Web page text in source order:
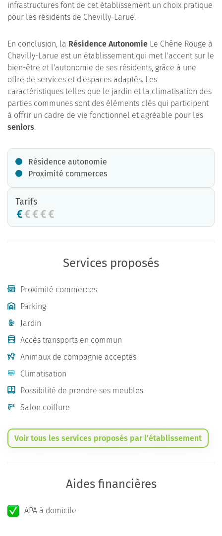
infrastructures font de cet établissement un choix pratique
pour les résidents de Chevilly-Larue.
En conclusion, la Résidence Autonomie Le Chêne Rouge à
Chevilly-Larue est un établissement qui met l'accent sur le
bien-être et l'autonomie de ses résidents, grâce à une
offre de services et d'espaces adaptés. Les
caractéristiques telles que le jardin et la climatisation des
parties communes sont des éléments clés qui participent
à offrir un cadre de vie fonctionnel et agréable pour les
seniors.
Résidence autonomie
Proximité commerces
Tarifs
Services proposés
Proximité commerces
Parking
Jardin
Accès transports en commun
Animaux de compagnie acceptés
Climatisation
Possibilité de prendre ses meubles
Salon coiffure
Voir tous les services proposés par l’établissement
Aides financières
APA à domicile